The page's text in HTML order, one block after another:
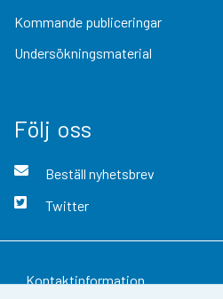
Kommande publiceringar
Undersökningsmaterial
Följ oss
Beställ nyhetsbrev
Twitter
Kontaktinformation